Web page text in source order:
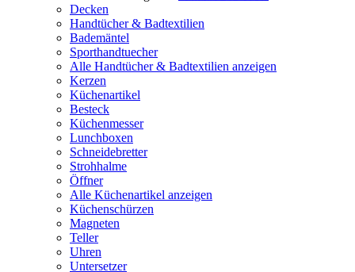
Decken
Handtücher & Badtextilien
Bademäntel
Sporthandtuecher
Alle Handtücher & Badtextilien anzeigen
Kerzen
Küchenartikel
Besteck
Küchenmesser
Lunchboxen
Schneidebretter
Strohhalme
Öffner
Alle Küchenartikel anzeigen
Küchenschürzen
Magneten
Teller
Uhren
Untersetzer